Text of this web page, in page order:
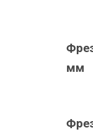
мм